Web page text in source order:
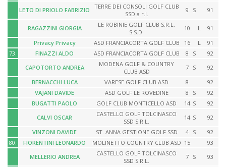
LETO DI PRIOLO FABRIZIO
TERRE DEI CONSOLI GOLF CLUB
SSD a r.l.
9 S 91
RAGAZZINI GIORGIA
LE ROBINIE GOLF CLUB S.R.L.
S.S.D.
10 L
91
Privacy Privacy
ASD FRANCIACORTA GOLF CLUB 16 L
91
73.
FINAZZI ALDO ASD FRANCIACORTA GOLF CLUB 8 S
92
CAPOTORTO ANDREA
MODENA GOLF & COUNTRY
CLUB ASD
7 S
92
BERNACCHI LUCA
VARESE GOLF CLUB ASD 8
92
VAJANI DAVIDE
ASD GOLF LE ROVEDINE 8 S
92
BUGATTI PAOLO
GOLF CLUB MONTICELLO ASD 14 S
92
CALVI OSCAR
CASTELLO GOLF TOLCINASCO
SSD S.R.L.
14 S
92
VINZONI DAVIDE
ST. ANNA GESTIONE GOLF SSD 4 S
92
80.
FIORENTINI LEONARDO MOLINETTO COUNTRY CLUB ASD 15
93
MELLERIO ANDREA
CASTELLO GOLF TOLCINASCO
SSD S.R.L.
7 S 93